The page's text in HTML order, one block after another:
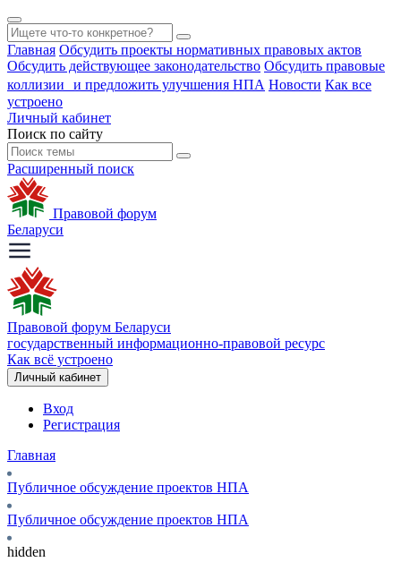
Главная Обсудить проекты нормативных правовых актов
Обсудить действующее законодательство Обсудить правовые
коллизии и предложить улучшения НПА Новости Как все
устроено
Личный кабинет
Поиск по сайту
Расширенный поиск
Правовой форум
Беларуси
Правовой форум Беларуси
государственный информационно-правовой ресурс
Как всё устроено
Личный кабинет
Вход
Регистрация
Главная
Публичное обсуждение проектов НПА
Публичное обсуждение проектов НПА
hidden